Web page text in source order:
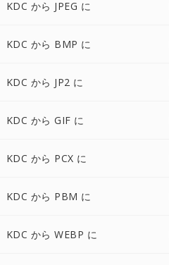
KDC から JPEG に
KDC から BMP に
KDC から JP2 に
KDC から GIF に
KDC から PCX に
KDC から PBM に
KDC から WEBP に